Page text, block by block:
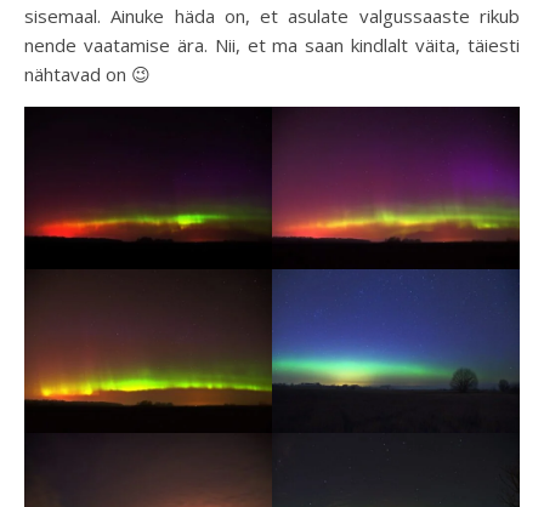
sisemaal. Ainuke häda on, et asulate valgussaaste rikub
nende vaatamise ära. Nii, et ma saan kindlalt väita, täiesti
nähtavad on 😉